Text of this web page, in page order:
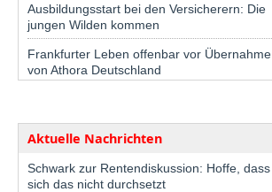
Ausbildungsstart bei den Versicherern: Die
jungen Wilden kommen
Frankfurter Leben offenbar vor Übernahme
von Athora Deutschland
Aktuelle Nachrichten
Schwark zur Rentendiskussion: Hoffe, dass
sich das nicht durchsetzt